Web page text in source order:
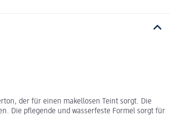
der für einen makellosen Teint sorgt. Die
Die pflegende und wasserfeste Formel sorgt für